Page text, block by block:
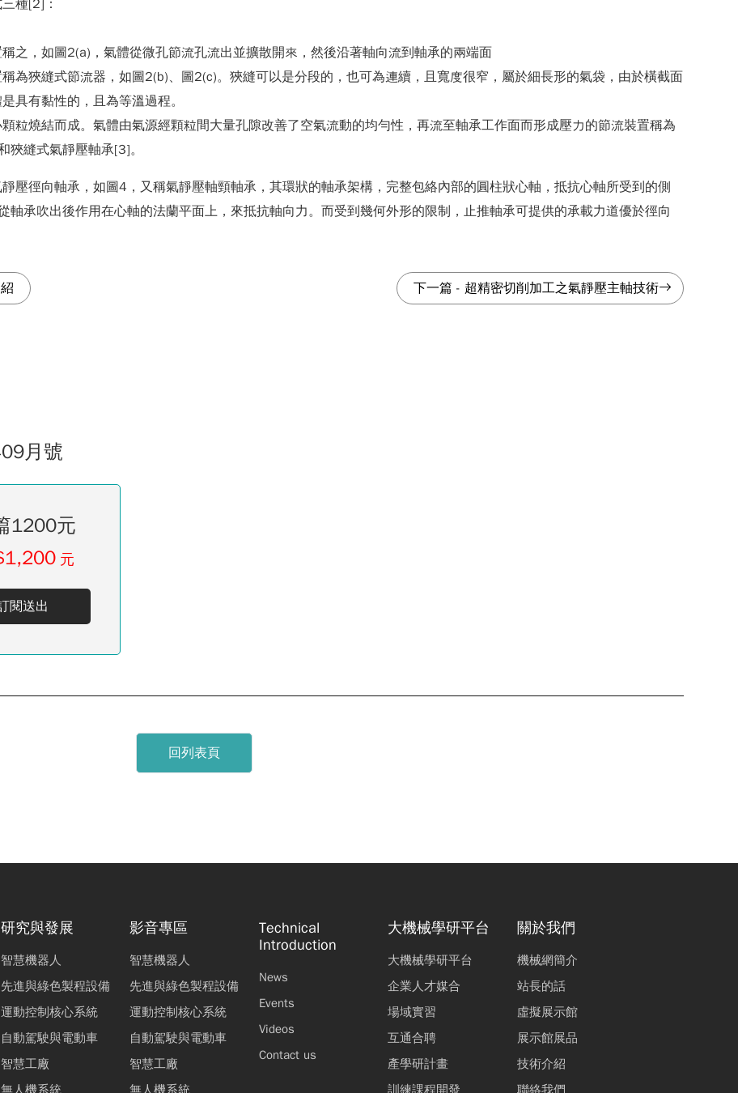
種[2]：
之，如圖2(a)，氣體從微孔節流孔流出並擴散開來，然後沿著軸向流到軸承的兩端面
為狹縫式節流器，如圖2(b)、圖2(c)。狹縫可以是分段的，也可為連續，且寬度很窄，屬於細長形的氣袋，由於橫截面
具有黏性的，且為等溫過程。
粒燒結而成。氣體由氣源經顆粒間大量孔隙改善了空氣流動的均勻性，再流至軸承工作面而形成壓力的節流裝置稱為
狹縫式氣靜壓軸承[3]。
壓徑向軸承，如圖4，又稱氣靜壓軸頸軸承，其環狀的軸承架構，完整包絡內部的圓柱狀心軸，抵抗心軸所受到的側
承吹出後作用在心軸的法蘭平面上，來抵抗軸向力。而受到幾何外形的限制，止推軸承可提供的承載力道優於徑向
下一篇 - 超精密切削加工之氣靜壓主軸技術
月號
1200元
元
閱送出
回列表頁
研究與發展
智慧機器人
先進與綠色製程設備
運動控制核心系統
自動駕駛與電動車
智慧工廠
無人機系統
影音專區
智慧機器人
先進與綠色製程設備
運動控制核心系統
自動駕駛與電動車
智慧工廠
無人機系統
Technical
Introduction
News
Events
Videos
Contact us
大機械學研平台
大機械學研平台
企業人才媒合
場域實習
互通合聘
產學研計畫
訓練課程開發
關於我們
機械網簡介
站長的話
虛擬展示館
展示館展品
技術介紹
聯絡我們